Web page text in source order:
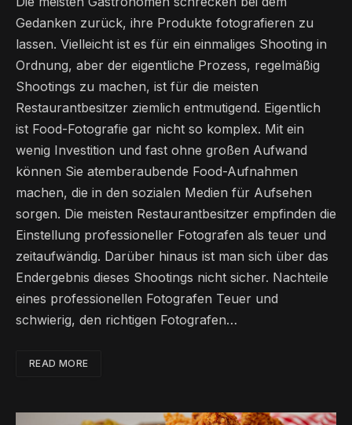
Gedanken zurück, ihre Produkte fotografieren zu
lassen. Vielleicht ist es für ein einmaliges Shooting in
Ordnung, aber der eigentliche Prozess, regelmäßig
Shootings zu machen, ist für die meisten
Restaurantbesitzer ziemlich entmutigend. Eigentlich
ist Food-Fotografie gar nicht so komplex. Mit ein
wenig Investition und fast ohne großen Aufwand
können Sie atemberaubende Food-Aufnahmen
machen, die in den sozialen Medien für Aufsehen
sorgen. Die meisten Restaurantbesitzer empfinden die
Einstellung professioneller Fotografen als teuer und
zeitaufwändig. Darüber hinaus ist man sich über das
Endergebnis dieses Shootings nicht sicher. Nachteile
eines professionellen Fotografen Teuer und
schwierig, den richtigen Fotografen…
READ MORE